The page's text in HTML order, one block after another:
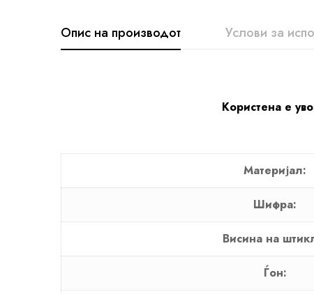
Опис на производот Услови за
Користена е
Материјал:
Шифра:
Висина на
Ѓон: